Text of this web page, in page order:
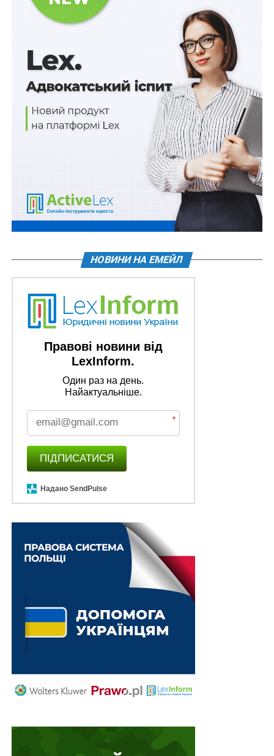
«Транспортний безвіз» із Боснією і
Герцеговиною запрацює з 2027 року
Проект Держбюджету-2027 підготують до 15
вересня
Комплексну послугу з життєстійкості в
громадах надаватимуть до 18 листопада 2027
р.
Меценатську допомогу не зможуть отримати
підконтрольні рф суб’єкти
Ліцензію на виробництво ліків не отримають
підконтрольні рф суб’єкти
ПОВ'ЯЗАНІ ТЕМИ: FEATURED LEX МОЗ
Активи на територіях бойових дій не підлягають
ідентифікації для передання в управління АРМА
2 млрд грн виділено з резервного фонду на
зміцнення стійкості м. Києва
НОВИНИ НА ЕМЕЙЛ
Правові новини від
LexInform.
Один раз на день.
Найактуальніше.
*
ПІДПИСАТИСЯ
Надано SendPulse